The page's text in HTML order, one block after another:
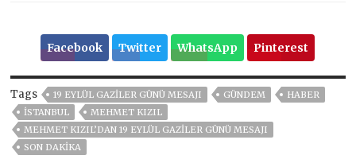
Facebook Twitter WhatsApp Pinterest
Tags 19 EYLÜL GAZILER GÜNÜ MESAJI GÜNDEM
HABER
ISTANBUL
MEHMET KIZIL
MEHMET KIZIL’DAN 19 EYLÜL GAZILER GÜNÜ MESAJI
SON DAKIKA